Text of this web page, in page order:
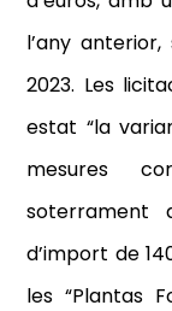
l’any
2023. Les
estat “la
mesures
soterrament
d’import de
les “Plantas